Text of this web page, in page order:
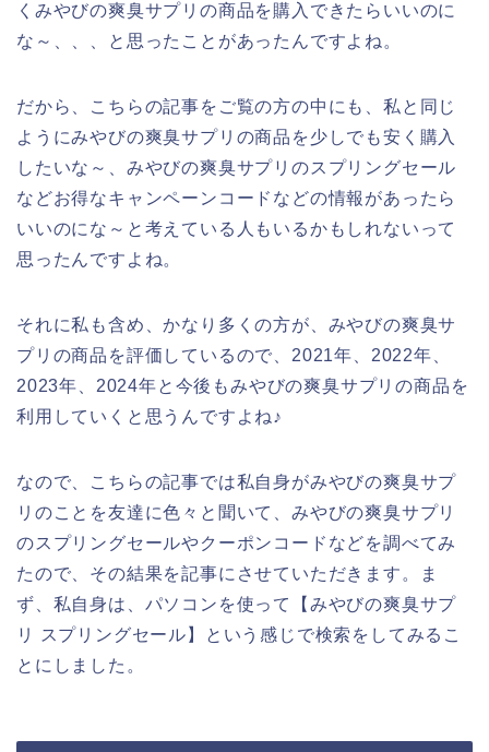
くみやびの爽臭サプリの商品を購入できたらいいのに
な～、、、と思ったことがあったんですよね。
だから、こちらの記事をご覧の方の中にも、私と同じ
ようにみやびの爽臭サプリの商品を少しでも安く購入
したいな～、みやびの爽臭サプリのスプリングセール
などお得なキャンペーンコードなどの情報があったら
いいのにな～と考えている人もいるかもしれないって
思ったんですよね。
それに私も含め、かなり多くの方が、みやびの爽臭サ
プリの商品を評価しているので、2021年、2022年、
2023年、2024年と今後もみやびの爽臭サプリの商品を
利用していくと思うんですよね♪
なので、こちらの記事では私自身がみやびの爽臭サプ
リのことを友達に色々と聞いて、みやびの爽臭サプリ
のスプリングセールやクーポンコードなどを調べてみ
たので、その結果を記事にさせていただきます。ま
ず、私自身は、パソコンを使って【みやびの爽臭サプ
リ スプリングセール】という感じで検索をしてみるこ
とにしました。